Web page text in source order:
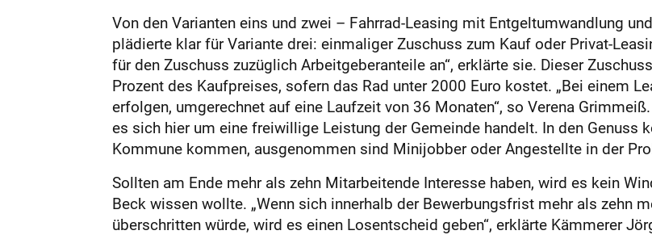
Von den Varianten eins und zwei – Fahrrad-Leasing mit Entgeltumwandlung
plädierte klar für Variante drei: einmaliger Zuschuss zum Kauf oder Privat-
für den Zuschuss zuzüglich Arbeitgeberanteile an“, erklärte sie. Dieser
Prozent des Kaufpreises, sofern das Rad unter 2000 Euro kostet. „Bei einem
erfolgen, umgerechnet auf eine Laufzeit von 36 Monaten“, so Verena
es sich hier um eine freiwillige Leistung der Gemeinde handelt. In den Genuss
Kommune kommen, ausgenommen sind Minijobber oder Angestellte in der
Sollten am Ende mehr als zehn Mitarbeitende Interesse haben, wird es kein
Beck wissen wollte. „Wenn sich innerhalb der Bewerbungsfrist mehr als zehn
überschritten würde, wird es einen Losentscheid geben“, erklärte Kämmerer